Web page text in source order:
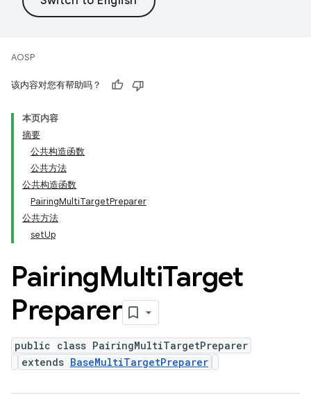
AOSP
该内容对您有帮助吗？
本页内容
摘要
公共构造函数
公共方法
公共构造函数
PairingMultiTargetPreparer
公共方法
setUp
PairingMultiTarget
Preparer
public class PairingMultiTargetPreparer
extends BaseMultiTargetPreparer